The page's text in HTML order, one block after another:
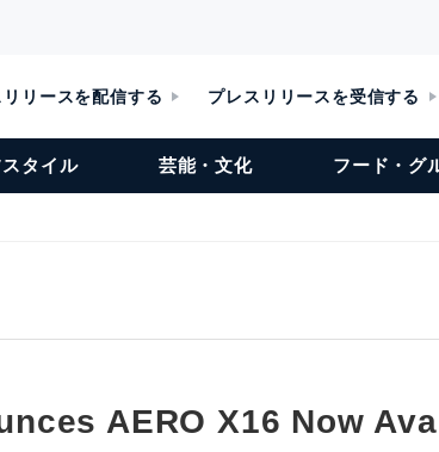
リリースを配信する プレスリリースを受信する
タイル 芸能・文化 フード・グ
AERO X16 Now